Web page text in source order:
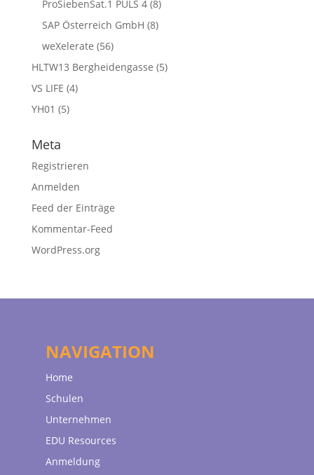
ProSiebenSat.1 PULS 4(8)
SAP Österreich GmbH (8)
weXelerate (56)
HLTW13 Bergheidengasse (5)
VS LIFE (4)
YH01 (5)
Meta
Registrieren
Anmelden
Feed der Einträge
Kommentar-Feed
WordPress.org
NAVIGATION
Home
Schulen
Unternehmen
EDU Resources
Anmeldung